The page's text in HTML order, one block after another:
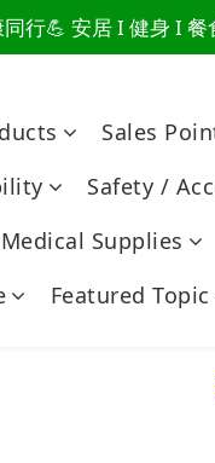
總說「不用買」的堅
行💪 安居 I 健身 I
總說「不用買」的堅
Sales
Safety /
Medical Supplies
Featured Topic